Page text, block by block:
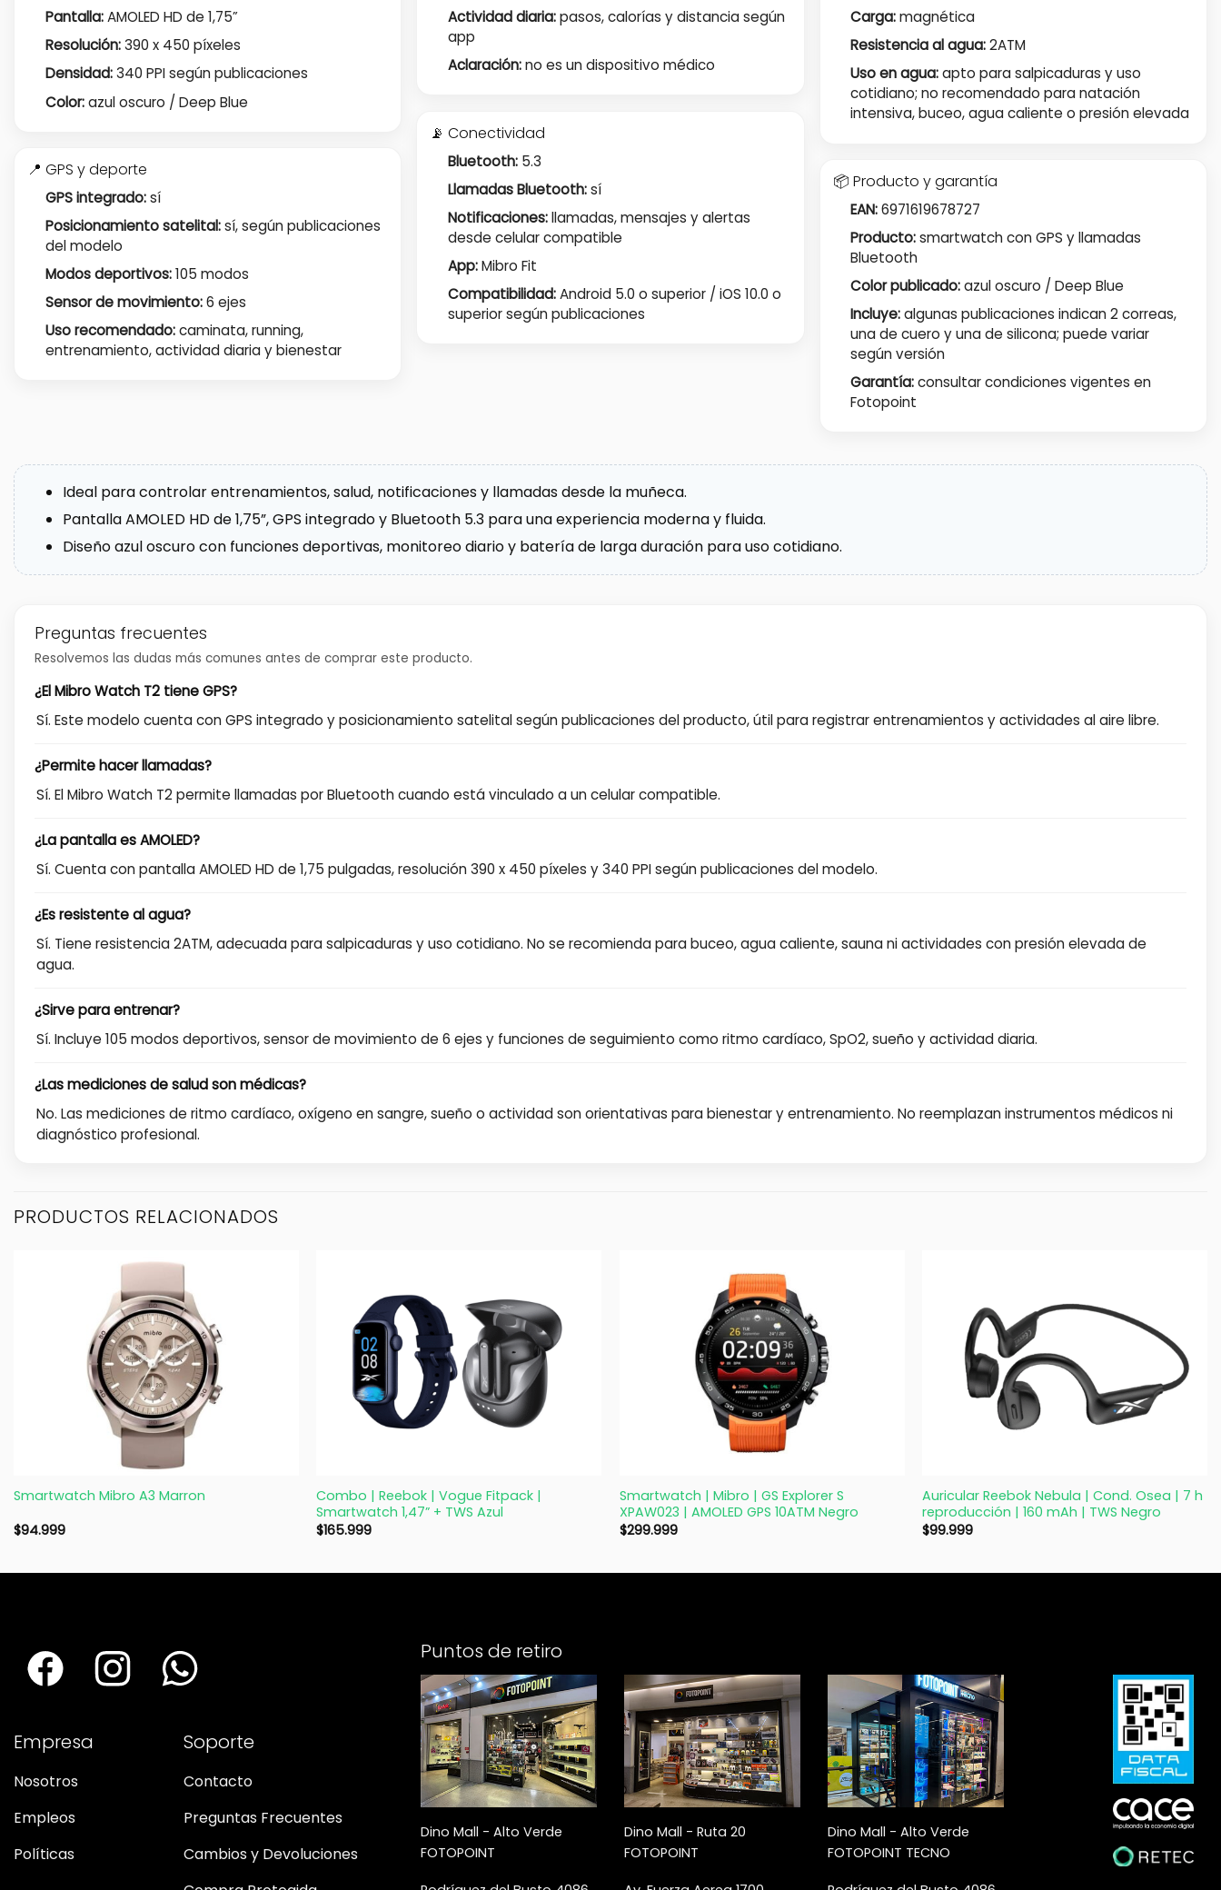
Pantalla:AMOLED HD de 1,75”
Resolución:390 x 450 píxeles
Densidad:340 PPI según publicaciones
Color:azul oscuro / Deep Blue
📍 GPS y deporte
GPS integrado:sí
Posicionamiento satelital:sí, según publicaciones
del modelo
Modos deportivos:105 modos
Sensor de movimiento:6 ejes
Uso recomendado:caminata, running,
entrenamiento, actividad diaria y bienestar
Actividad diaria:pasos, calorías y distancia según
app
Aclaración:no es un dispositivo médico
📡 Conectividad
Bluetooth: 5.3
Llamadas Bluetooth:sí
Notificaciones:llamadas, mensajes y alertas
desde celular compatible
App:Mibro Fit
Compatibilidad:Android 5.0 o superior / iOS 10.0 o
superior según publicaciones
Carga:magnética
Resistencia al agua:2ATM
Uso en agua:apto para salpicaduras y uso
cotidiano; no recomendado para natación
intensiva, buceo, agua caliente o presión elevada
📦 Producto y garantía
EAN:6971619678727
Producto:smartwatch con GPS y llamadas
Bluetooth
Color publicado:azul oscuro / Deep Blue
Incluye:algunas publicaciones indican 2 correas,
una de cuero y una de silicona; puede variar
según versión
Garantía:consultar condiciones vigentes en
Fotopoint
Ideal para controlar entrenamientos, salud, notificaciones y llamadas desde la muñeca.
Pantalla AMOLED HD de 1,75”, GPS integrado y Bluetooth 5.3 para una experiencia moderna y fluida.
Diseño azul oscuro con funciones deportivas, monitoreo diario y batería de larga duración para uso cotidiano.
Preguntas frecuentes
Resolvemos las dudas más comunes antes de comprar este producto.
¿El Mibro Watch T2 tiene GPS?
Sí. Este modelo cuenta con GPS integrado y posicionamiento satelital según publicaciones del producto, útil para registrar entrenamientos y actividades al aire libre.
¿Permite hacer llamadas?
Sí. El Mibro Watch T2 permite llamadas por Bluetooth cuando está vinculado a un celular compatible.
¿La pantalla es AMOLED?
Sí. Cuenta con pantalla AMOLED HD de 1,75 pulgadas, resolución 390 x 450 píxeles y 340 PPI según publicaciones del modelo.
¿Es resistente al agua?
Sí. Tiene resistencia 2ATM, adecuada para salpicaduras y uso cotidiano. No se recomienda para buceo, agua caliente, sauna ni actividades con presión elevada de
agua.
¿Sirve para entrenar?
Sí. Incluye 105 modos deportivos, sensor de movimiento de 6 ejes y funciones de seguimiento como ritmo cardíaco, SpO2, sueño y actividad diaria.
¿Las mediciones de salud son médicas?
No. Las mediciones de ritmo cardíaco, oxígeno en sangre, sueño o actividad son orientativas para bienestar y entrenamiento. No reemplazan instrumentos médicos ni
diagnóstico profesional.
PRODUCTOS RELACIONADOS
Smartwatch Mibro A3 Marron
$94.999
Combo | Reebok | Vogue Fitpack |
Smartwatch 1,47” + TWS Azul
$165.999
Smartwatch | Mibro | GS Explorer S
XPAW023 | AMOLED GPS 10ATM Negro
$299.999
Auricular Reebok Nebula | Cond. Osea | 7 h
reproducción | 160 mAh | TWS Negro
$99.999
Empresa
Nosotros
Empleos
Políticas
Soporte
Contacto
Preguntas Frecuentes
Cambios y Devoluciones
Puntos de retiro
Dino Mall - Alto Verde
FOTOPOINT
Dino Mall - Ruta 20
FOTOPOINT
Dino Mall - Alto Verde
FOTOPOINT TECNO